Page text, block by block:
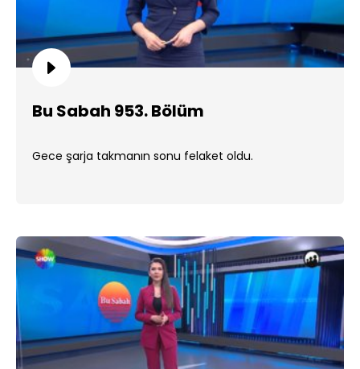
Bu Sabah 953. Bölüm
Gece şarja takmanın sonu felaket oldu.